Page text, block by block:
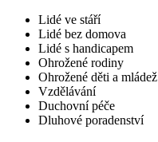
Lidé ve stáří
Lidé bez domova
Lidé s handicapem
Ohrožené rodiny
Ohrožené děti a mládež
Vzdělávání
Duchovní péče
Dluhové poradenství